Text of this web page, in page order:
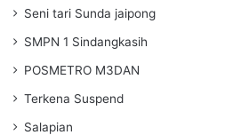
Seni tari Sunda jaipong
SMPN 1 Sindangkasih
POSMETRO M3DAN
Terkena Suspend
Salapian